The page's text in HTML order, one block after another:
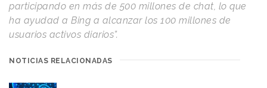
participando en más de 500 millones de chat, lo que
ha ayudad a Bing a alcanzar los 100 millones de
usuarios activos diarios”.
NOTICIAS RELACIONADAS